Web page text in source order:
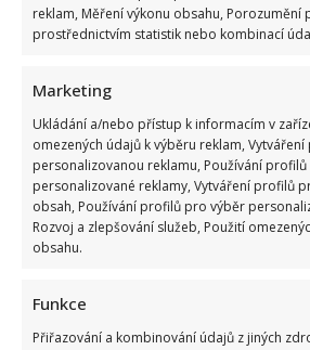
reklam, Měření výkonu obsahu, Porozumění
prostřednictvím statistik nebo kombinací
Marketing
Ukládání a/nebo přístup k informacím v
omezených údajů k výběru reklam,
personalizovanou reklamu, Používání profilů
personalizované reklamy, Vytváření profilů
obsah, Používání profilů pro výběr
Rozvoj a zlepšování služeb, Použití
obsahu.
Funkce
Přiřazování a kombinování údajů z jiných
vile ma k dispozici i bazén a vnitřní
Fotokvíz o českých hercích: 10
slavné tváře domácího filmu opravdu